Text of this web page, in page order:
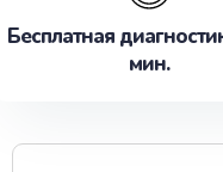
Бесплатная
мин.